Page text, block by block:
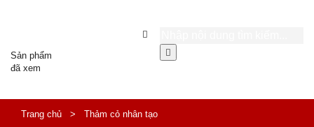
Sản phẩm
đã xem
Trang chủ > Thảm cỏ nhân tạo